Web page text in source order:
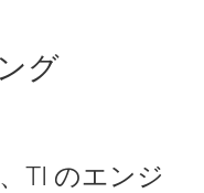
グ
TI のエンジ